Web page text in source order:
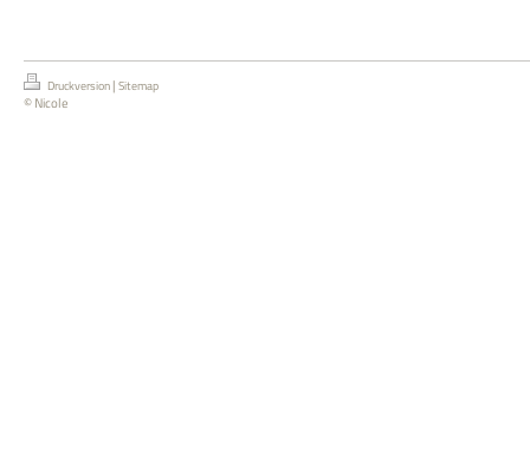
Druckversion | Sitemap
© Nicole